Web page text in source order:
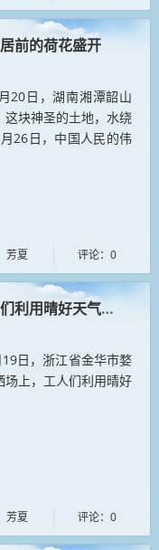
前的荷花盛开
20日，湖南湘潭韶山
块神圣的土地，水绕
26日，中国人民的伟
芳夏 评论：0
利用晴好天气酿晒酱
日，浙江省金华市婺
上，工人们利用晴好
芳夏 评论：0